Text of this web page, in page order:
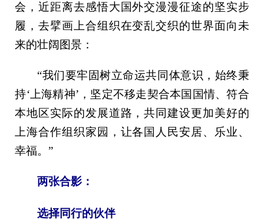
会，近距离去感悟大国外交漫漫征途的坚实步
履，去擘画上合组织在变乱交织的世界面向未
来的壮阔图景：
“我们要牢固树立命运共同体意识，始终秉
持‘上海精神’，坚定不移走契合本国国情、符合
本地区实际的发展道路，共同建设更加美好的
上海合作组织家园，让各国人民安居、乐业、
幸福。”
两张合影：
选择同行的伙伴